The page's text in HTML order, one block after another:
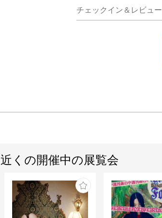
チェックイン＆レビュー
近くの開催中の展覧会